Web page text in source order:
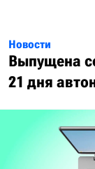
Новости
Выпущена
21 дня